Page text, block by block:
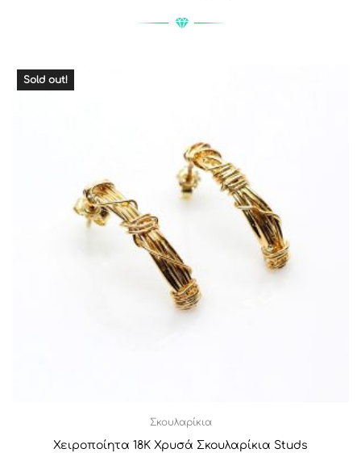
Sold out!
Σκουλαρίκια
Χειροποίητα 18Κ Χρυσά Σκουλαρίκια Studs